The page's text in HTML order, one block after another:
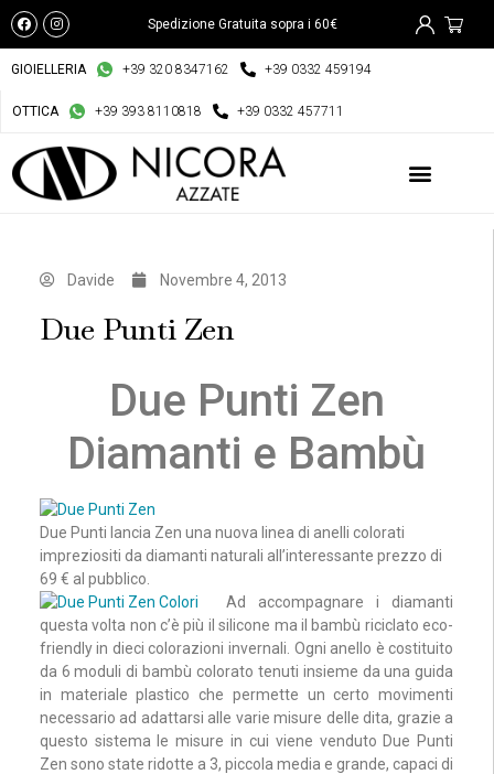
Spedizione Gratuita sopra i 60€
GIOIELLERIA +39 320 8347162 +39 0332 459194
OTTICA +39 393 8110818 +39 0332 457711
Davide Novembre 4, 2013
Due Punti Zen
Due Punti Zen
Diamanti e Bambù
Due Punti lancia Zen una nuova linea di anelli colorati
impreziositi da diamanti naturali all’interessante prezzo di
69 € al pubblico.
Ad accompagnare i diamanti
questa volta non c’è più il silicone ma il bambù riciclato eco-
friendly in dieci colorazioni invernali. Ogni anello è costituito
da 6 moduli di bambù colorato tenuti insieme da una guida
in materiale plastico che permette un certo movimenti
necessario ad adattarsi alle varie misure delle dita, grazie a
questo sistema le misure in cui viene venduto Due Punti
Zen sono state ridotte a 3, piccola media e grande, capaci di